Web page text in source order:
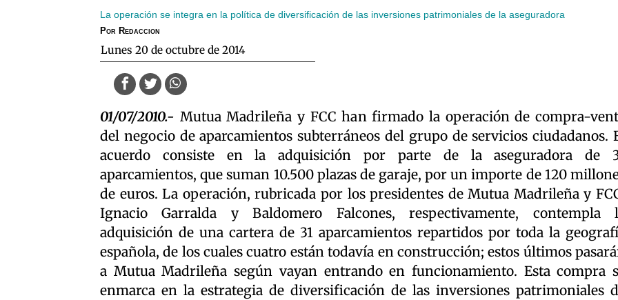
La operación se integra en la política de diversificación de las inversiones patrimoniales de la aseguradora
Por Redaccion
lunes 20 de octubre de 2014
01/07/2010.- Mutua Madrileña y FCC han firmado la operación de compra-
del negocio de aparcamientos subterráneos del grupo de servicios ciudadanos.
acuerdo consiste en la adquisición por parte de la aseguradora de
aparcamientos, que suman 10.500 plazas de garaje, por un importe de 120
de euros. La operación, rubricada por los presidentes de Mutua Madrileña y
Ignacio Garralda y Baldomero Falcones, respectivamente, contempla
adquisición de una cartera de 31 aparcamientos repartidos por toda la
española, de los cuales cuatro están todavía en construcción; estos últimos
a Mutua Madrileña según vayan entrando en funcionamiento. Esta compra
enmarca en la estrategia de diversificación de las inversiones patrimoniales